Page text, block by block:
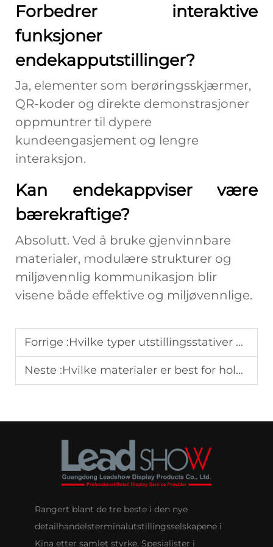
Forbedrer interaktive
funksjoner
endekapputstillinger?
Ja, elementer som berøringsskjærmer,
QR-koder og direkte demonstrasjoner
oppmuntrer til dypere
kundeengasjement og lengre
interaksjon.
Kan endekappviser være
bærekraftige?
Absolutt. Ved å bruke gjenvinnbare
materialer, modulære strukturer og
miljøvennlig kommunikasjon blir
visene både effektive og miljøvennlige.
Forrige :Hvilke typer utstillingsstativer er mest effektive for markedsføring?
Neste :Hvilke materialer er best for holdbare skjermvisninger
Rangert blant de tre beste i den nye
detailhandelsterminalutstillingsselskapene i
Kina etter samlet styrke. Spesialister i